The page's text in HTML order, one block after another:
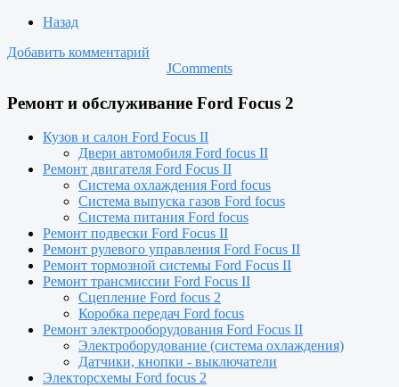
Назад
Добавить комментарий
JComments
Ремонт и обслуживание Ford Focus 2
Кузов и салон Ford Focus II
Двери автомобиля Ford focus II
Ремонт двигателя Ford Focus II
Система охлаждения Ford focus
Система выпуска газов Ford focus
Система питания Ford focus
Ремонт подвески Ford Focus II
Ремонт рулевого управления Ford Focus II
Ремонт тормозной системы Ford Focus II
Ремонт трансмиссии Ford Focus II
Сцепление Ford focus 2
Коробка передач Ford focus
Ремонт электрооборудования Ford Focus II
Электроборудование (система охлаждения)
Датчики, кнопки - выключатели
Электорсхемы Ford focus 2